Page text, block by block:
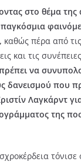
στο θέμα της
καθώς πέρα από
και τις
να
δανεισμού που
Λαγκάρντ
της
τόνισε